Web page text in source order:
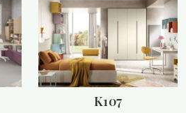
K107